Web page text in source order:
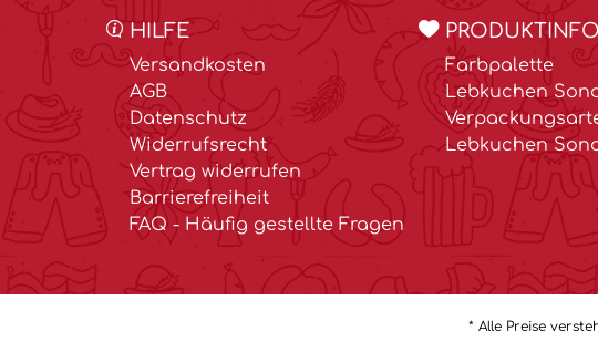
HILFE
Versandkosten
AGB
Datenschutz
Widerrufsrecht
Vertrag widerrufen
Barrierefreiheit
FAQ - Häufig gestellte Fragen
PRODUKTINFO
Farbpalette
Lebkuchen
Lebkuchen
* Alle Preise